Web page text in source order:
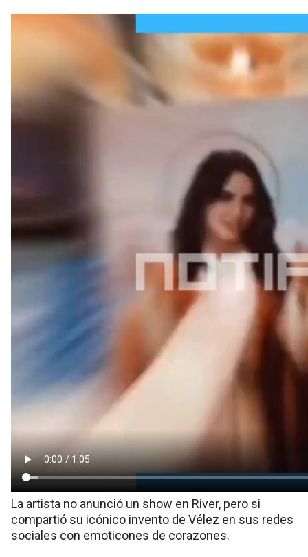
La artista no anunció un show en River, pero si
compartió su icónico invento de Vélez en sus redes
sociales con emoticones de corazones.